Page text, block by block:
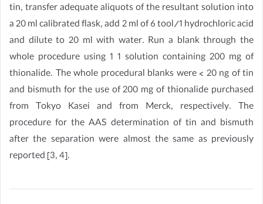
tin, transfer adequate aliquots of the resultant solution into
a 20 ml calibrated flask, add 2 ml of 6 tool/1 hydrochloric acid
and dilute to 20 ml with water. Run a blank through the
whole procedure using 1 1 solution containing 200 mg of
thionalide. The whole procedural blanks were < 20 ng of tin
and bismuth for the use of 200 mg of thionalide purchased
from Tokyo Kasei and from Merck, respectively. The
procedure for the AAS determination of tin and bismuth
after the separation were almost the same as previously
reported [3, 4].